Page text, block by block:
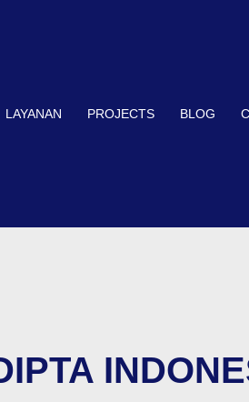
LAYANAN PROJECTS BLOG